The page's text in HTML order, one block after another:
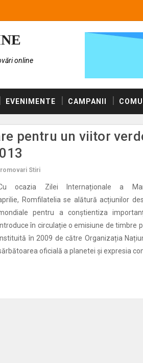
online
EVENIMENTE CAMPANII
pentru un viitor
Stiri
ocazia Zilei Internaționale a
Romfilatelia se alătură acțiunilor
pentru a conștientiza
în circulație o emisiune de timbre
Instituită în 2009 de către Organizația
oficială a planetei și expresia